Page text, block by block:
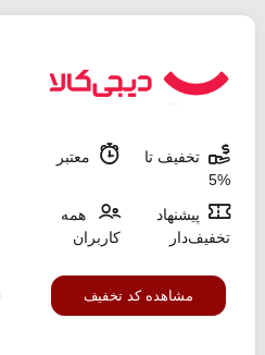
تخفیف تا
%5
معتبر
پیشنهاد
تخفیف‌دار
همه
کاربران
مشاهده کد تخفیف